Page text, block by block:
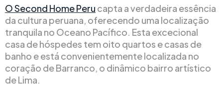
O Second Home Peru capta a verdadeira essência
da cultura peruana, oferecendo uma localização
tranquila no Oceano Pacífico. Esta excecional
casa de hóspedes tem oito quartos e casas de
banho e está convenientemente localizada no
coração de Barranco, o dinâmico bairro artístico
de Lima.